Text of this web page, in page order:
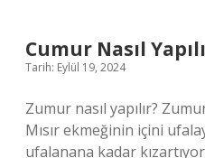
Cumur Nasıl
Tarih: Eylül 19, 2024
Zumur nasıl yapılır?
Mısır ekmeğinin içini
ufalanana kadar